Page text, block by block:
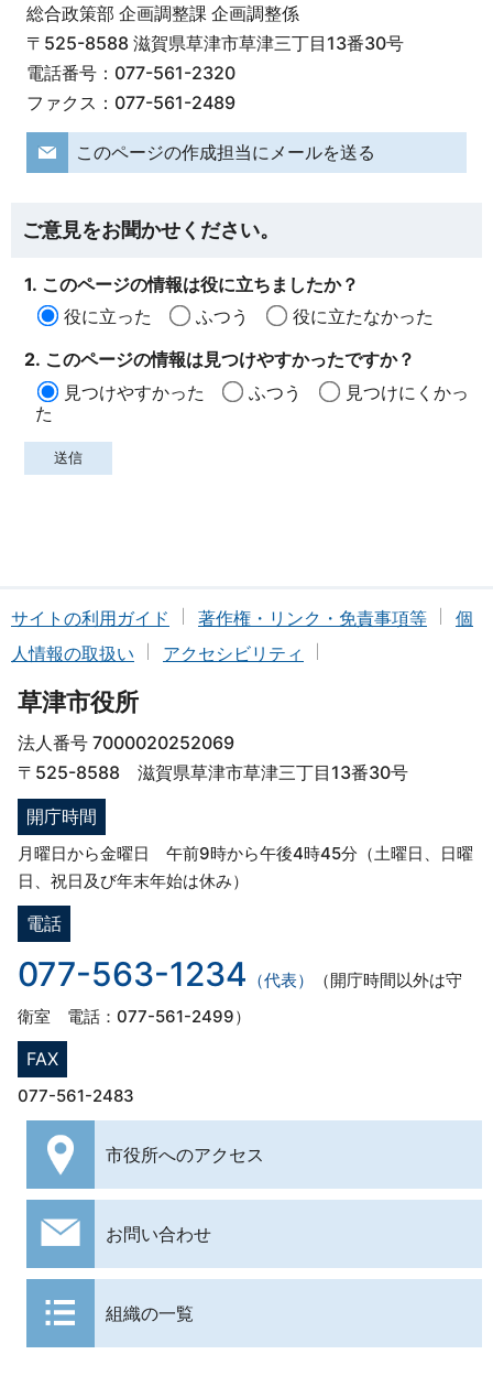
総合政策部 企画調整課 企画調整係
〒525-8588 滋賀県草津市草津三丁目13番30号
電話番号：077-561-2320
ファクス：077-561-2489
このページの作成担当にメールを送る
ご意見をお聞かせください。
1. このページの情報は役に立ちましたか？
役に立った
ふつう
役に立たなかった
2. このページの情報は見つけやすかったですか？
見つけやすかった
ふつう
見つけにくかっ
た
サイトの利用ガイド 著作権・リンク・免責事項等
個
人情報の取扱い
アクセシビリティ
草津市役所
法人番号 7000020252069
〒525-8588 滋賀県草津市草津三丁目13番30号
開庁時間
月曜日から金曜日 午前9時から午後4時45分（土曜日、日曜
日、祝日及び年末年始は休み）
電話
077-563-1234 （代表）
（開庁時間以外は守
衛室 電話：077-561-2499）
FAX
077-561-2483
市役所へのアクセス
お問い合わせ
組織の一覧